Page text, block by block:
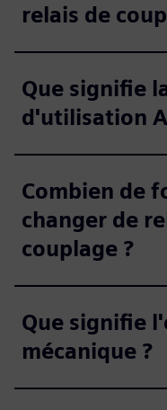
relais de
Que signifie
d'utilisation
Combien de
changer de
couplage ?
Que signifie
mécanique ?